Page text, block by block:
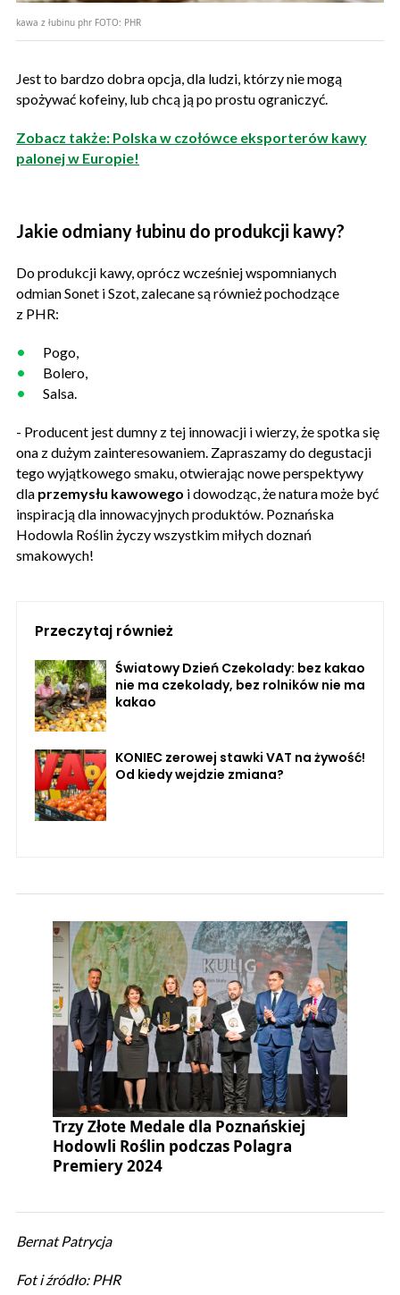
kawa z łubinu phr FOTO: PHR
Jest to bardzo dobra opcja, dla ludzi, którzy nie mogą
spożywać kofeiny, lub chcą ją po prostu ograniczyć.
Zobacz także: Polska w czołówce eksporterów kawy
palonej w Europie!
Jakie odmiany łubinu do produkcji kawy?
Do produkcji kawy, oprócz wcześniej wspomnianych
odmian Sonet i Szot, zalecane są również pochodzące
z PHR:
Pogo,
Bolero,
Salsa.
- Producent jest dumny z tej innowacji i wierzy, że spotka się
ona z dużym zainteresowaniem. Zapraszamy do degustacji
tego wyjątkowego smaku, otwierając nowe perspektywy
dla przemysłu kawowego i dowodząc, że natura może być
inspiracją dla innowacyjnych produktów. Poznańska
Hodowla Roślin życzy wszystkim miłych doznań
smakowych!
Przeczytaj również
Światowy Dzień Czekolady: bez kakao
nie ma czekolady, bez rolników nie ma
kakao
KONIEC zerowej stawki VAT na żywość!
Od kiedy wejdzie zmiana?
Trzy Złote Medale dla Poznańskiej
Hodowli Roślin podczas Polagra
Premiery 2024
Bernat Patrycja
Fot i źródło: PHR